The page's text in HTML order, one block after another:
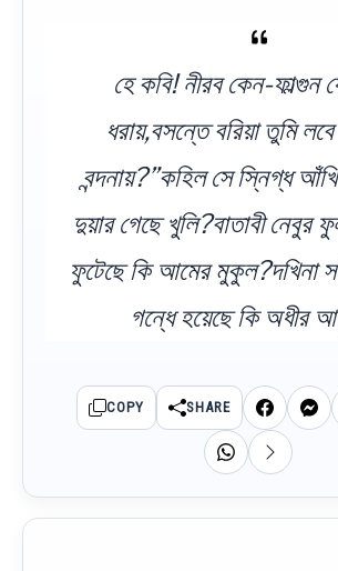
হে কবি! নীরব কেন-ফাল্গুন
ধরায়,বসন্তে বরিয়া তুমি
বন্দনায়?”কহিল সে স্নিগ্ধ
দুয়ার গেছে খুলি?বাতাবী নেবুর
ফুটেছে কি আমের মুকুল?দখিনা
গন্ধে হয়েছে কি অধীর
COPY SHARE